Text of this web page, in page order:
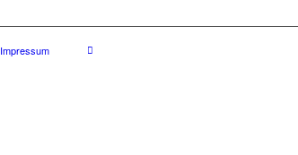
Impressum